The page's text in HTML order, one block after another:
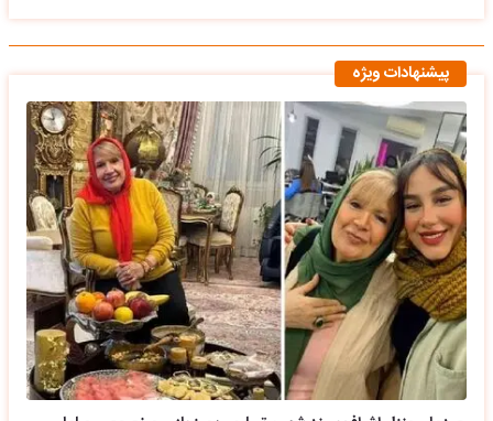
پیشنهادات ویژه